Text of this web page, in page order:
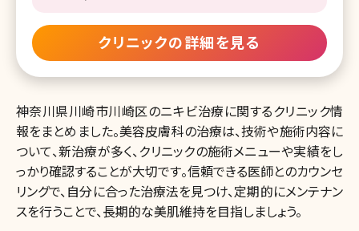
クリニックの詳細を見る
神奈川県川崎市川崎区のニキビ治療に関するクリニック情
報をまとめました。美容皮膚科の治療は、技術や施術内容に
ついて、新治療が多く、クリニックの施術メニューや実績をし
っかり確認することが大切です。信頼できる医師とのカウンセ
リングで、自分に合った治療法を見つけ、定期的にメンテナン
スを行うことで、長期的な美肌維持を目指しましょう。